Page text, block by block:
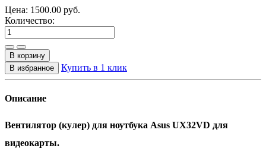
Цена: 1500.00 руб.
Количество:
Купить в 1 клик
Описание
Вентилятор (кулер) для ноутбука Asus UX32VD для
видеокарты.